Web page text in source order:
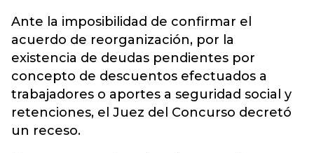
Ante la imposibilidad de confirmar el
acuerdo de reorganización, por la
existencia de deudas pendientes por
concepto de descuentos efectuados a
trabajadores o aportes a seguridad social y
retenciones, el Juez del Concurso decretó
un receso.